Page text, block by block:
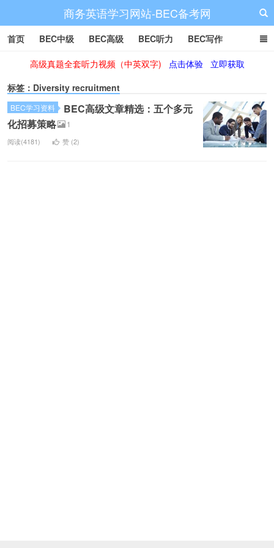
商务英语学习网站-BEC备考网
首页 BEC中级 BEC高级 BEC听力 BEC写作
BEC阅读 BEC词汇 BEC视频 BEC真题 BEC备考
高级真题全套听力视频（中英双字) 点击体验
立即获取
标签：Diversity recruitment
BEC学习资料
BEC高级文章精选：五个多元
化招募策略
1
阅读(4181) 赞 (2)